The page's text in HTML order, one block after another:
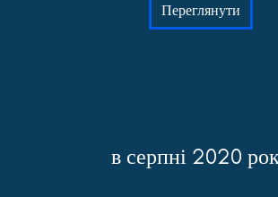
Переглянути
в серпні 2020